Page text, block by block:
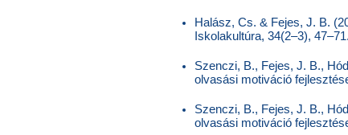
Halász, Cs. & Fejes, J. B.
Iskolakultúra, 34(2–3),
Szenczi, B., Fejes, J. B.,
olvasási motiváció
Szenczi, B., Fejes, J. B.,
olvasási motiváció